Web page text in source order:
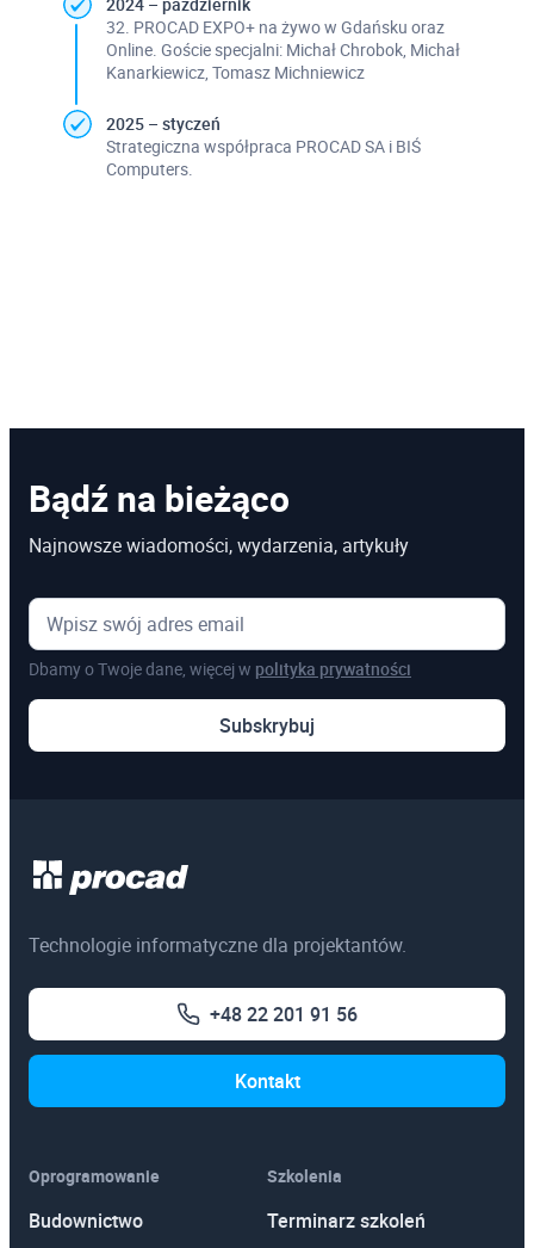
32. PROCAD EXPO+ na żywo w Gdańsku oraz
Online. Goście specjalni: Michał Chrobok, Michał
Kanarkiewicz, Tomasz Michniewicz
2025 – styczeń
Strategiczna współpraca PROCAD SA i BIŚ
Computers.
Bądź na bieżąco
Najnowsze wiadomości, wydarzenia, artykuły
Dbamy o Twoje dane, więcej w polityka prywatności
Subskrybuj
Technologie informatyczne dla projektantów.
+48 22 201 91 56
Kontakt
Oprogramowanie
Budownictwo
Szkolenia
Terminarz szkoleń